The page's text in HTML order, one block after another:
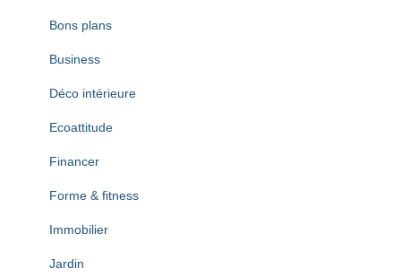
Bons plans
Business
Déco intérieure
Ecoattitude
Financer
Forme & fitness
Immobilier
Jardin